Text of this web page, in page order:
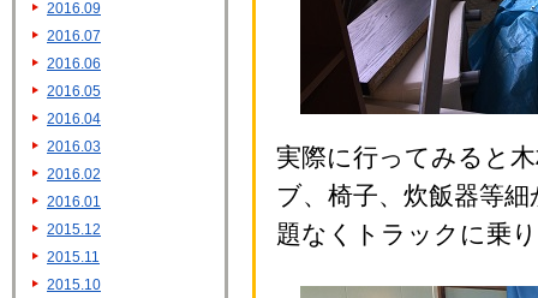
実際に行ってみると
ブ、椅子、炊飯器等
題なくトラックに乗
2016.09
2016.07
2016.06
2016.05
2016.04
2016.03
2016.02
2016.01
2015.12
2015.11
2015.10